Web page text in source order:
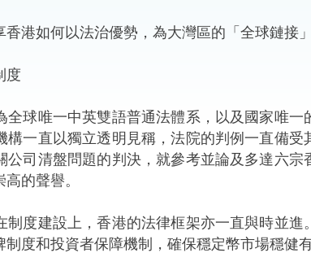
如何以法治優勢，為大灣區的「全球鏈接」
度
球唯一中英雙語普通法體系，以及國家唯一
構一直以獨立透明見稱，法院的判例一直備
公司清盤問題的判決，就參考並論及多達六
的聲譽。
度建設上，香港的法律框架亦一直與時並進
度和投資者保障機制，確保穩定幣市場穩健有